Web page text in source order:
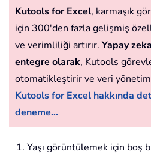
Kutools for Excel, karmaşık
için 300'den fazla gelişmiş
ve verimliliği artırır. Yapay
entegre olarak, Kutools
otomatikleştirir ve veri
Kutools for Excel hakkında
deneme...
Yaşı görüntülemek için boş